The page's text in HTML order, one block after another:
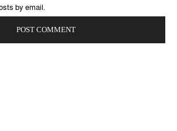
by email.